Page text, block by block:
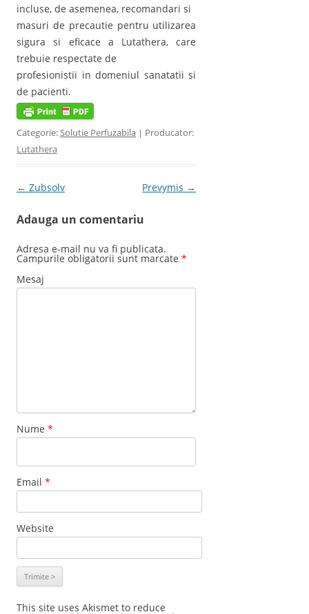
incluse, de asemenea, recomandari si
masuri de precautie pentru utilizarea
sigura si eficace a Lutathera, care
trebuie respectate de
profesionistii in domeniul sanatatii si
de pacienti.
Categorie:Solutie Perfuzabila | Producator:
Lutathera
Post navigation
← Zubsolv Prevymis →
Adauga un comentariu
Adresa e-mail nu va fi publicata.
Campurile obligatorii sunt marcate *
Mesaj
Nume *
Email *
Website
This site uses Akismet to reduce